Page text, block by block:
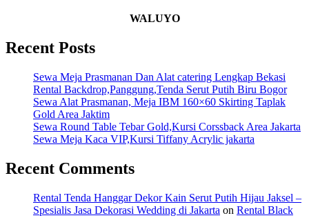
WALUYO
Recent Posts
Sewa Meja Prasmanan Dan Alat catering Lengkap Bekasi
Rental Backdrop,Panggung,Tenda Serut Putih Biru Bogor
Sewa Alat Prasmanan, Meja IBM 160×60 Skirting Taplak
Gold Area Jaktim
Sewa Round Table Tebar Gold,Kursi Corssback Area Jakarta
Sewa Meja Kaca VIP,Kursi Tiffany Acrylic jakarta
Recent Comments
Rental Tenda Hanggar Dekor Kain Serut Putih Hijau Jaksel –
Spesialis Jasa Dekorasi Wedding di Jakarta on Rental Black